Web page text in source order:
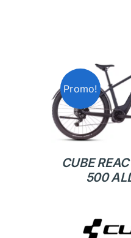
Promo!
CUBE
500